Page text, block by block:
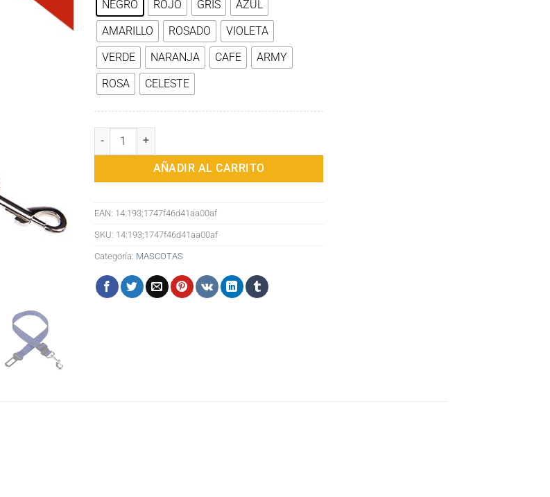
NEGRO ROJO GRIS
AZUL
AMARILLO
ROSADO
VIOLETA
VERDE
NARANJA CAFE
ARMY
ROSA
CELESTE
Cinturón de seguridad ajustable para perros y gatos, arnés con Clip de plomo para vehículo, palanca
AÑADIR AL CARRITO
EAN: 14:193;1747f46d41aa00af
SKU: 14:193;1747f46d41aa00af
Categoría: MASCOTAS